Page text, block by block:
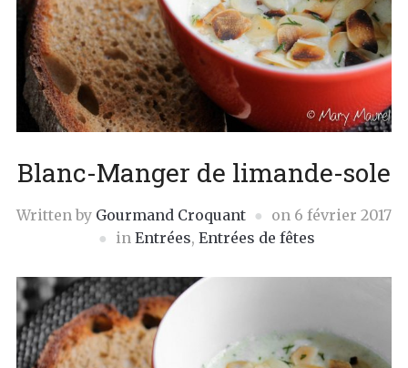
Blanc-Manger de limande-sole
Written by Gourmand Croquant on 6 février 2017
in Entrées, Entrées de fêtes